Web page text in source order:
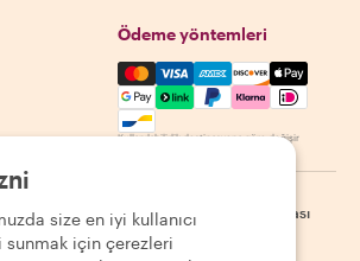
Ödeme yöntemleri
Mastercard, Visa, Amex,
Kullanılabilirlik destinasyona göre değişir
Gizlilik Politikası | Site haritası
size en iyi kullanıcı
sunmak için çerezleri